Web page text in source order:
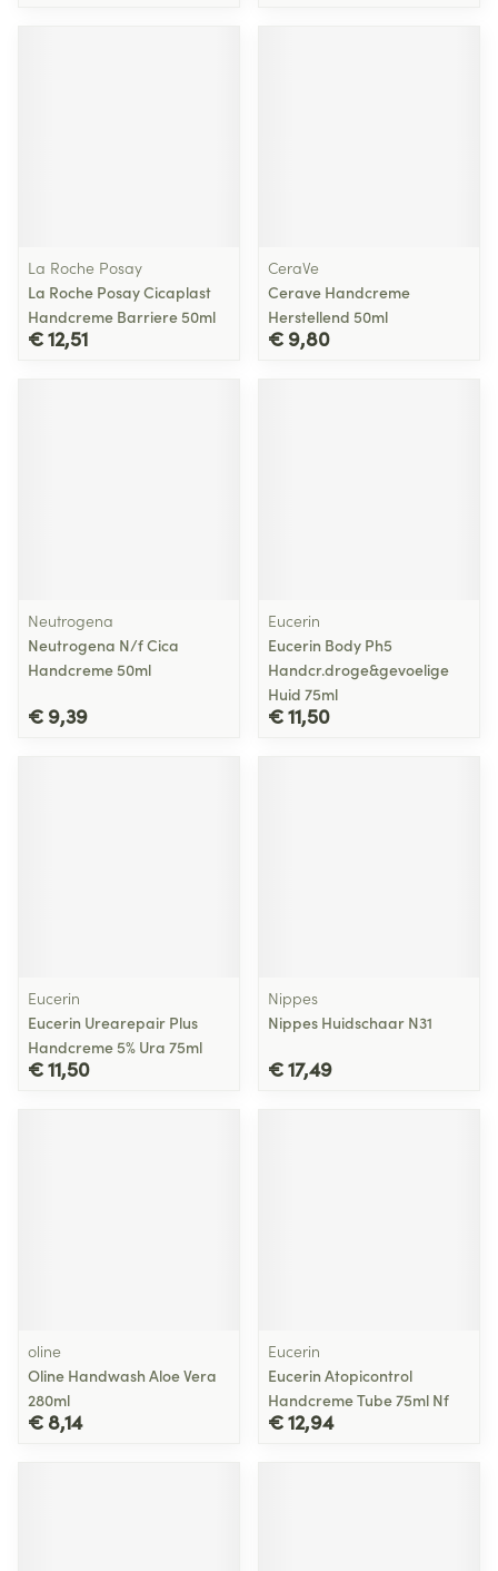
La Roche Posay
La Roche Posay Cicaplast
Handcreme Barriere 50ml
€ 12,51
CeraVe
Cerave Handcreme
Herstellend 50ml
€ 9,80
Neutrogena
Neutrogena N/f Cica
Handcreme 50ml
€ 9,39
Eucerin
Eucerin Body Ph5
Handcr.droge&gevoelige
Huid 75ml
€ 11,50
Eucerin
Eucerin Urearepair Plus
Handcreme 5% Ura 75ml
€ 11,50
Nippes
Nippes Huidschaar N31
€ 17,49
oline
Oline Handwash Aloe Vera
280ml
€ 8,14
Eucerin
Eucerin Atopicontrol
Handcreme Tube 75ml Nf
€ 12,94